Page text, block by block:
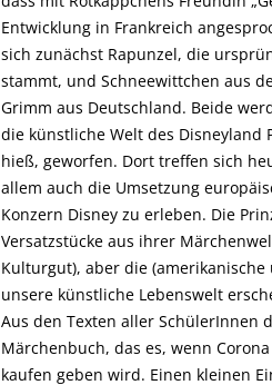
Entwicklung in Frankreich
sich zunächst Rapunzel, die
stammt, und Schneewittchen aus
Grimm aus Deutschland. Beide
die künstliche Welt des Disneyland
hieß, geworfen. Dort treffen sich
allem auch die Umsetzung
Konzern Disney zu erleben. Die
Versatzstücke aus ihrer
Kulturgut), aber die
unsere künstliche Lebenswelt
Aus den Texten aller SchülerInnen
Märchenbuch, das es, wenn
kaufen geben wird. Einen kleinen